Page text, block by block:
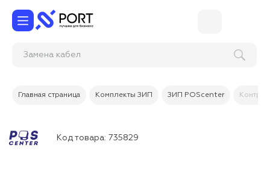
Замена кабеля
Главная страница Комплекты ЗИП ЗИП POScenter
Код товара: 735829